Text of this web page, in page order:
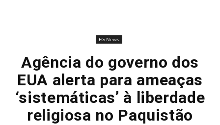
FG News
Agência do governo dos
EUA alerta para ameaças
‘sistemáticas’ à liberdade
religiosa no Paquistão